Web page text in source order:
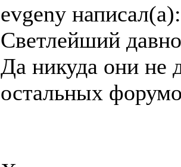
evgeny написал(а):
Светлейший
Да никуда они не
остальных